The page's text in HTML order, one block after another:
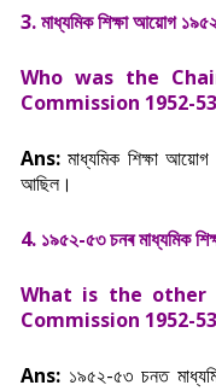
3. মাধ্যমিক শিক্ষা আয়োগ
Who was the
Commission 1952-
Ans:মাধ্যমিক শিক্ষা
আছিল।
4. ১৯৫২-৫৩ চনৰ মাধ্যমিক
What is the other
Commission 1952-
Ans: ১৯৫২-৫৩ চনত